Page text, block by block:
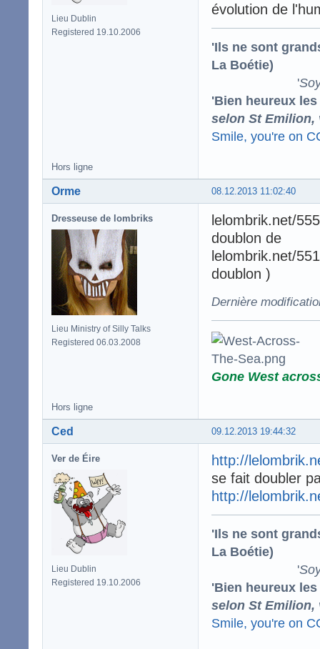
Lieu Dublin
Registered 19.10.2006
évolution de
'Ils ne sont
La Boétie)
'
'Bien heureux
selon St Emilion,
Smile, you're on
Hors ligne
08.12.2013 11:02:40
Orme
Dresseuse de lombriks
Lieu Ministry of Silly Talks
Registered 06.03.2008
lelombrik.net/
doublon de
lelombrik.net/
doublon )
Dernière
Gone West
Hors ligne
09.12.2013 19:44:32
Ced
Ver de Éire
Lieu Dublin
Registered 19.10.2006
http://
se fait doubler
http://
'Ils ne sont
La Boétie)
'
'Bien heureux
selon St Emilion,
Smile, you're on